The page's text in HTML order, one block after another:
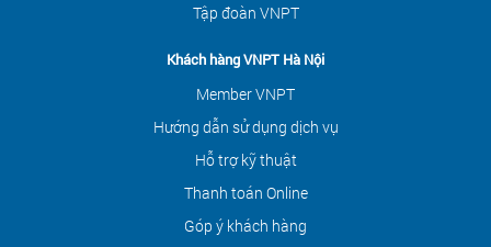
Tập đoàn VNPT
Khách hàng VNPT Hà Nội
Member VNPT
Hướng dẫn sử dụng dịch vụ
Hỗ trợ kỹ thuật
Thanh toán Online
Góp ý khách hàng